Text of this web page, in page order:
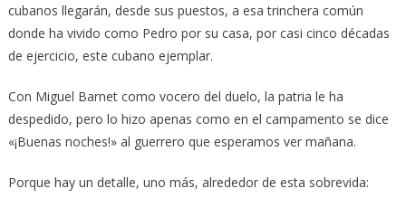
cubanos llegarán, desde sus puestos, a esa trinchera común
donde ha vivido como Pedro por su casa, por casi cinco décadas
de ejercicio, este cubano ejemplar.
Con Miguel Barnet como vocero del duelo, la patria le ha
despedido, pero lo hizo apenas como en el campamento se dice
«¡Buenas noches!» al guerrero que esperamos ver mañana.
Porque hay un detalle, uno más, alrededor de esta sobrevida: